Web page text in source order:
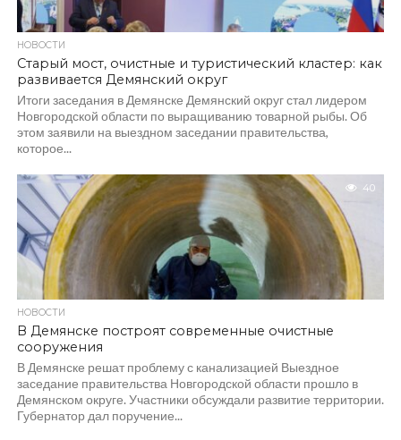
НОВОСТИ
Старый мост, очистные и туристический кластер: как
развивается Демянский округ
Итоги заседания в Демянске Демянский округ стал лидером
Новгородской области по выращиванию товарной рыбы. Об
этом заявили на выездном заседании правительства,
которое...
40
НОВОСТИ
В Демянске построят современные очистные
сооружения
В Демянске решат проблему с канализацией Выездное
заседание правительства Новгородской области прошло в
Демянском округе. Участники обсуждали развитие территории.
Губернатор дал поручение...